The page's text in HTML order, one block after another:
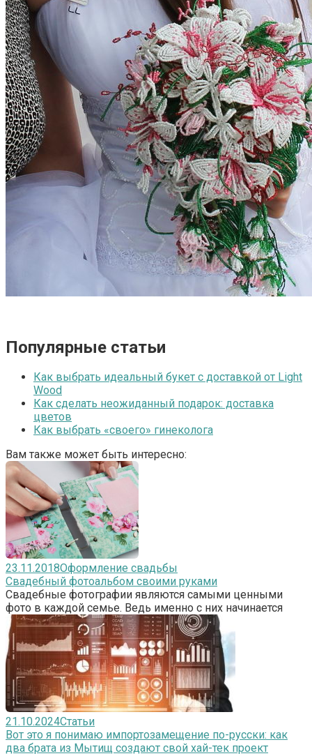
Популярные статьи
Как выбрать идеальный букет с доставкой от Light
Wood
Как сделать неожиданный подарок: доставка
цветов
Как выбрать «своего» гинеколога
Вам также может быть интересно:
23.11.2018Оформление свадьбы
Свадебный фотоальбом своими руками
Свадебные фотографии являются самыми ценными
фото в каждой семье. Ведь именно с них начинается
21.10.2024Статьи
Вот это я понимаю импортозамещение по-русски: как
два брата из Мытищ создают свой хай-тек проект